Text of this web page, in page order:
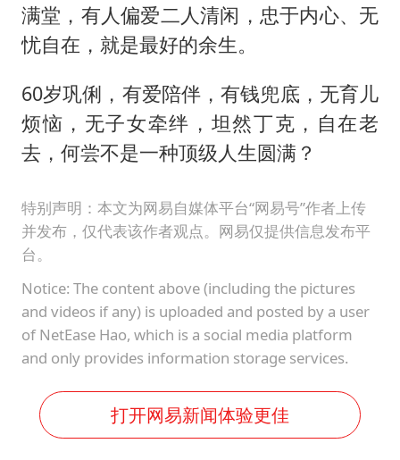
满堂，有人偏爱二人清闲，忠于内心、无
忧自在，就是最好的余生。
60岁巩俐，有爱陪伴，有钱兜底，无育儿
烦恼，无子女牵绊，坦然丁克，自在老
去，何尝不是一种顶级人生圆满？
特别声明：本文为网易自媒体平台“网易号”作者上传
并发布，仅代表该作者观点。网易仅提供信息发布平
台。
Notice: The content above (including the pictures
and videos if any) is uploaded and posted by a user
of NetEase Hao, which is a social media platform
and only provides information storage services.
打开网易新闻体验更佳